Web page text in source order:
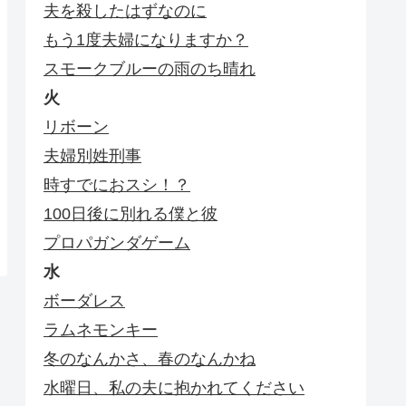
夫を殺したはずなのに
もう1度夫婦になりますか？
スモークブルーの雨のち晴れ
火
リボーン
夫婦別姓刑事
時すでにおスシ！？
100日後に別れる僕と彼
プロパガンダゲーム
水
ボーダレス
ラムネモンキー
冬のなんかさ、春のなんかね
水曜日、私の夫に抱かれてください